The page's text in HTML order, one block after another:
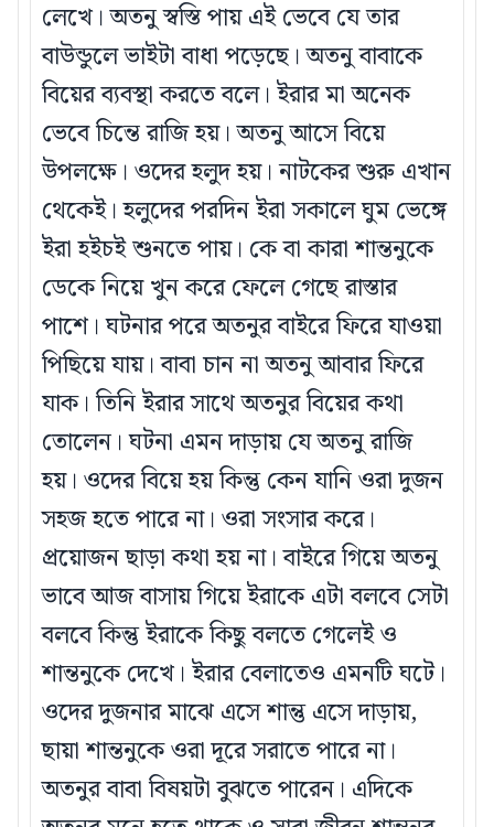
লেখে। অতনু স্বস্তি পায় এই ভেবে যে তার
বাউন্ডুলে ভাইটা বাধা পড়েছে। অতনু বাবাকে
বিয়ের ব্যবস্থা করতে বলে। ইরার মা অনেক
ভেবে চিন্তে রাজি হয়। অতনু আসে বিয়ে
উপলক্ষে। ওদের হলুদ হয়। নাটকের শুরু এখান
থেকেই। হলুদের পরদিন ইরা সকালে ঘুম ভেঙ্গে
ইরা হইচই শুনতে পায়। কে বা কারা শান্তনুকে
ডেকে নিয়ে খুন করে ফেলে গেছে রাস্তার
পাশে। ঘটনার পরে অতনুর বাইরে ফিরে যাওয়া
পিছিয়ে যায়। বাবা চান না অতনু আবার ফিরে
যাক। তিনি ইরার সাথে অতনুর বিয়ের কথা
তোলেন। ঘটনা এমন দাড়ায় যে অতনু রাজি
হয়। ওদের বিয়ে হয় কিন্তু কেন যানি ওরা দুজন
সহজ হতে পারে না। ওরা সংসার করে।
প্রয়োজন ছাড়া কথা হয় না। বাইরে গিয়ে অতনু
ভাবে আজ বাসায় গিয়ে ইরাকে এটা বলবে সেটা
বলবে কিন্তু ইরাকে কিছু বলতে গেলেই ও
শান্তনুকে দেখে। ইরার বেলাতেও এমনটি ঘটে।
ওদের দুজনার মাঝে এসে শান্তু এসে দাড়ায়,
ছায়া শান্তনুকে ওরা দূরে সরাতে পারে না।
অতনুর বাবা বিষয়টা বুঝতে পারেন। এদিকে